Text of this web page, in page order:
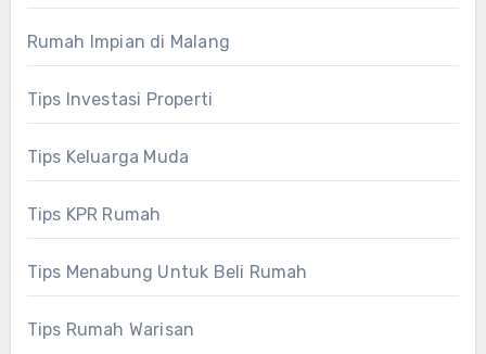
Rumah Impian di Malang
Tips Investasi Properti
Tips Keluarga Muda
Tips KPR Rumah
Tips Menabung Untuk Beli Rumah
Tips Rumah Warisan